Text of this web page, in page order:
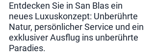
Entdecken Sie in San Blas ein
neues Luxuskonzept: Unberührte
Natur, persönlicher Service und ein
exklusiver Ausflug ins unberührte
Paradies.